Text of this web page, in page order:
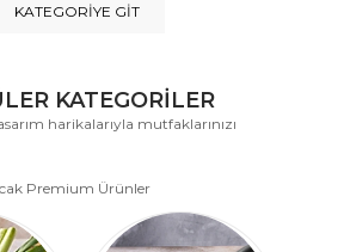
KATEGORIYE GIT
KATEGORİLER
harikalarıyla mutfaklarınızı
Premium Ürünler